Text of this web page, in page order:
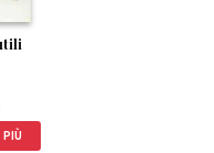
PIÙ